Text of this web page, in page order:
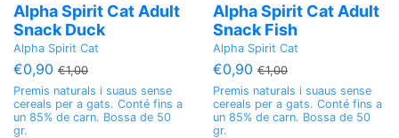
Alpha Spirit Cat Adult
Snack Duck
Alpha Spirit Cat
€0,90 €1,00
Premis naturals i suaus sense
cereals per a gats. Conté fins a
un 85% de carn. Bossa de 50
gr.
Alpha Spirit Cat Adult
Snack Fish
Alpha Spirit Cat
€0,90 €1,00
Premis naturals i suaus sense
cereals per a gats. Conté fins a
un 85% de carn. Bossa de 50
gr.